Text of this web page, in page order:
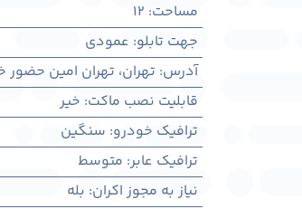
مساحت:
12
جهت تابلو: عمودی
آدرس: تهران، تهران امین حضور
قابلیت نصب ماکت: خیر
ترافیک خودرو: سنگین
ترافیک عابر: متوسط
نیاز به مجوز اکران: بله